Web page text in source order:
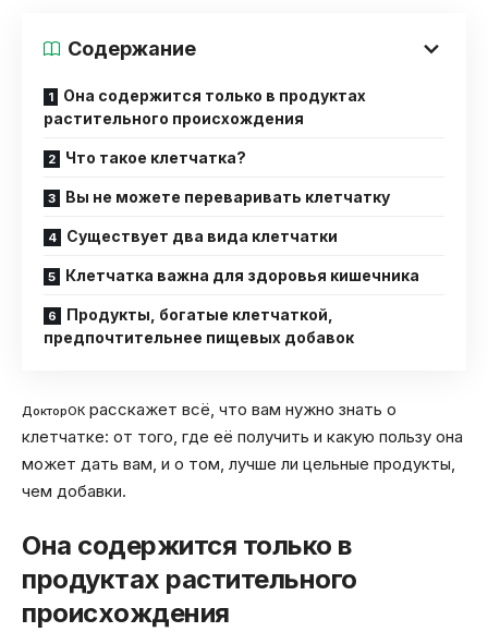
Содержание
Она содержится только в продуктах
растительного происхождения
Что такое клетчатка?
Вы не можете переваривать клетчатку
Существует два вида клетчатки
Клетчатка важна для здоровья кишечника
Продукты, богатые клетчаткой,
предпочтительнее пищевых добавок
ДокторОК расскажет всё, что вам нужно знать о
клетчатке: от того, где её получить и какую пользу она
может дать вам, и о том, лучше ли цельные продукты,
чем добавки.
Она содержится только в
продуктах растительного
происхождения